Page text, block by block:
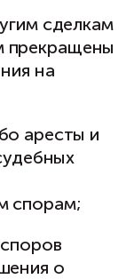
сделкам
прекращены
на
аресты и
спорам;
о